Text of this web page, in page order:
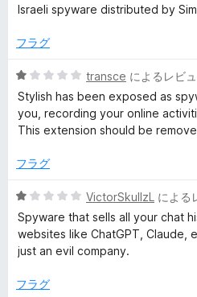
h
m
e
f
o
階
1
評
価
Israeli spyware distributed by
フラグ
5
段
階
中
の
価
transce によるレビ
Stylish has been exposed as
you, recording your online
This extension should be
フラグ
5
段
階
中
の
VictorSkullzL による
Spyware that sells all your chat
websites like ChatGPT, Claude,
just an evil company.
フラグ